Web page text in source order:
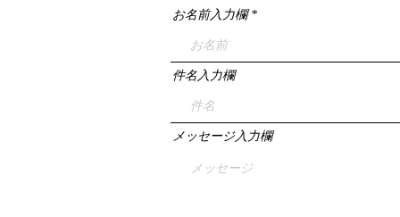
お名前入力欄
件名入力欄
メッセージ入力欄